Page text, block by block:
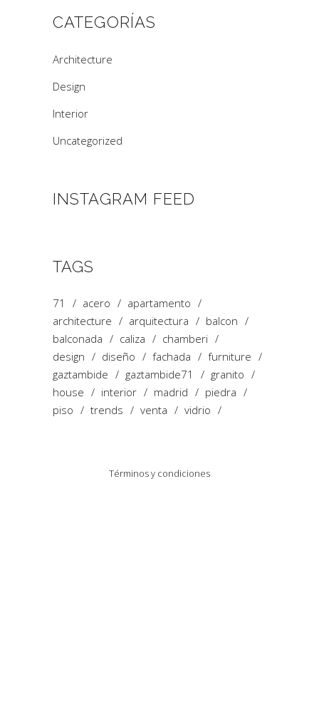
CATEGORÍAS
Architecture
Design
Interior
Uncategorized
INSTAGRAM FEED
TAGS
71 acero
apartamento
architecture
arquitectura
balcon
balconada
caliza
chamberi
design
diseño fachada
furniture
gaztambide
gaztambide71
granito
house
interior madrid
piedra
piso
trends venta vidrio
Términos y condiciones